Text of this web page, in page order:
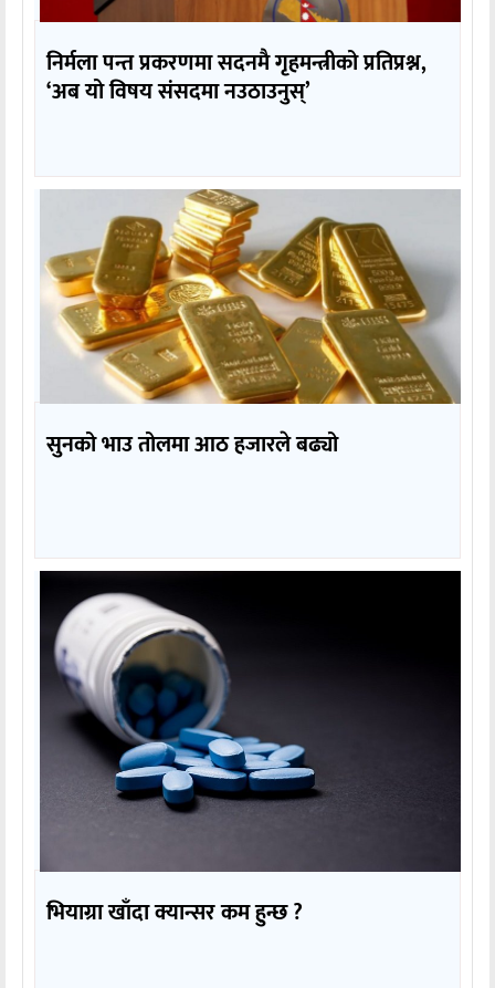
निर्मला पन्त प्रकरणमा सदनमै गृहमन्त्रीको प्रतिप्रश्न,
‘अब यो विषय संसदमा नउठाउनुस्’
सुनको भाउ तोलमा आठ हजारले बढ्यो
भियाग्रा खाँदा क्यान्सर कम हुन्छ ?